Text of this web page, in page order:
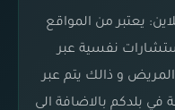
يعتبر من المواقع
نفسية عبر
و ذالك يتم عبر
في بلدكم بالاضافة الى